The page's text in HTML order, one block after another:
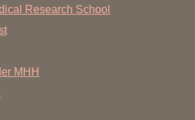
Research School
MHH